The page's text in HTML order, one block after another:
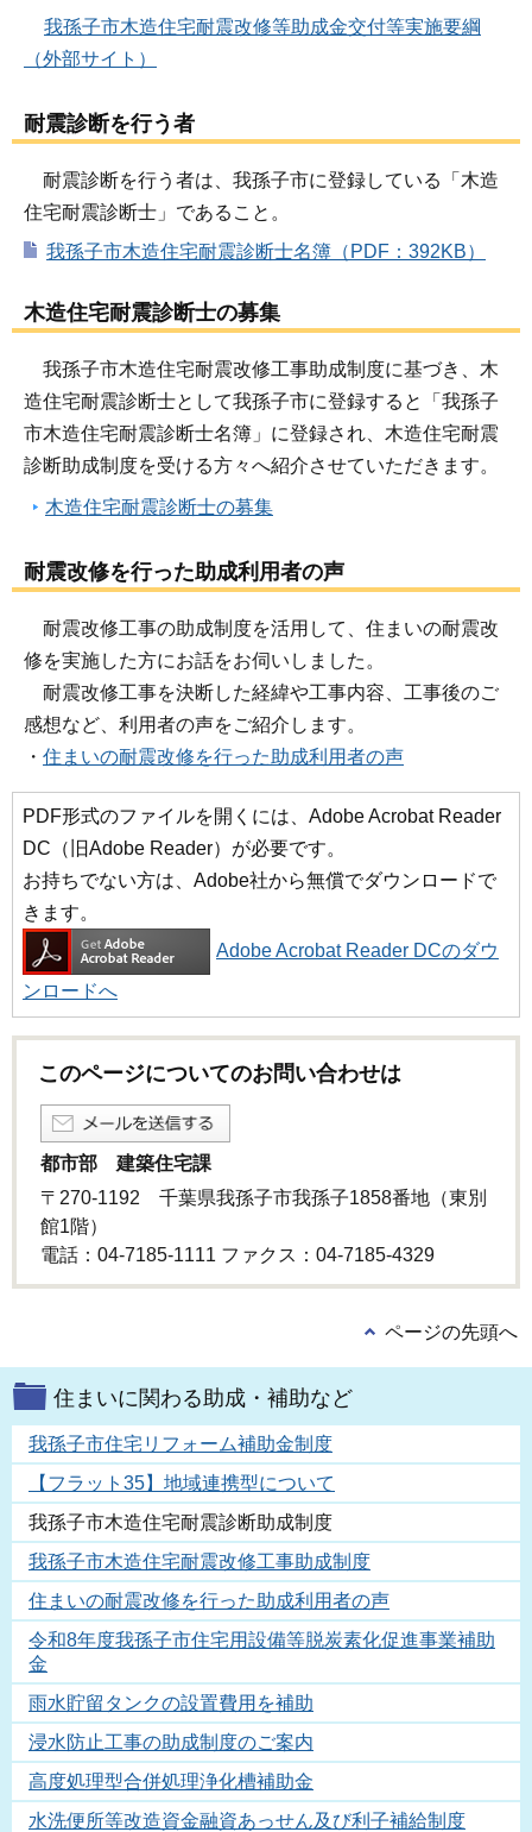
我孫子市木造住宅耐震改修等助成金交付等実施要綱
（外部サイト）
耐震診断を行う者
耐震診断を行う者は、我孫子市に登録している「木造
住宅耐震診断士」であること。
我孫子市木造住宅耐震診断士名簿（PDF：392KB）
木造住宅耐震診断士の募集
我孫子市木造住宅耐震改修工事助成制度に基づき、木
造住宅耐震診断士として我孫子市に登録すると「我孫子
市木造住宅耐震診断士名簿」に登録され、木造住宅耐震
診断助成制度を受ける方々へ紹介させていただきます。
木造住宅耐震診断士の募集
耐震改修を行った助成利用者の声
耐震改修工事の助成制度を活用して、住まいの耐震改
修を実施した方にお話をお伺いしました。
耐震改修工事を決断した経緯や工事内容、工事後のご
感想など、利用者の声をご紹介します。
・ 住まいの耐震改修を行った助成利用者の声
PDF形式のファイルを開くには、Adobe Acrobat Reader
DC（旧Adobe Reader）が必要です。
お持ちでない方は、Adobe社から無償でダウンロードで
きます。
Adobe Acrobat Reader DCのダウ
ンロードへ
このページについてのお問い合わせは
都市部 建築住宅課
〒270-1192 千葉県我孫子市我孫子1858番地（東別
館1階）
電話：04-7185-1111 ファクス：04-7185-4329
ページの先頭へ
住まいに関わる助成・補助など
我孫子市住宅リフォーム補助金制度
【フラット35】地域連携型について
我孫子市木造住宅耐震診断助成制度
我孫子市木造住宅耐震改修工事助成制度
住まいの耐震改修を行った助成利用者の声
令和8年度我孫子市住宅用設備等脱炭素化促進事業補助
金
雨水貯留タンクの設置費用を補助
浸水防止工事の助成制度のご案内
高度処理型合併処理浄化槽補助金
水洗便所等改造資金融資あっせん及び利子補給制度